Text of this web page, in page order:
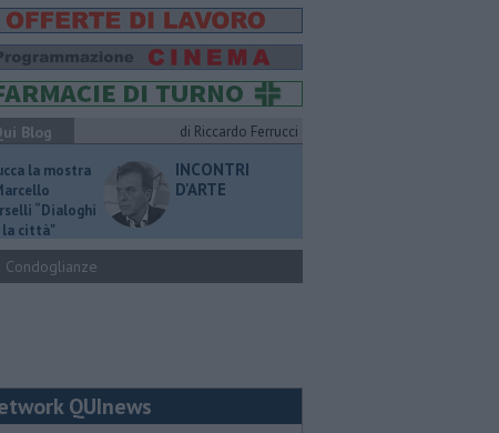
Blog di Riccardo Ferrucci
la mostra
“Dialoghi
la città"
INCONTRI
D'ARTE
Condoglianze
QUInews